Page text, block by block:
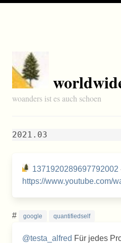
woanders ist es auch schoen
2021.03
1371920289697792002
https://www.youtube.com/
# google quantifiedself
@testa_alfred Für jedes